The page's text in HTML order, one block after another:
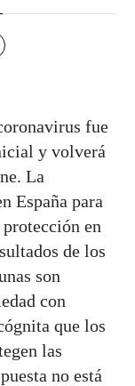
fue
y volverá
La
España para
en
de los
son
con
que los
las
no está